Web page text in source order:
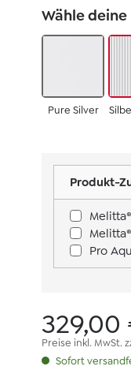
Wähle
Pure Silver
Produkt-
Preise inkl. MwSt.
Sofort